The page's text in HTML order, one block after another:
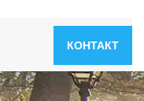
КОНТАКТ